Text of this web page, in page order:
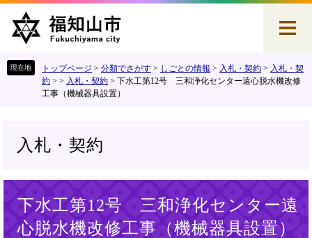
トップページ > 分類でさがす > しごとの情報 > 入札・契約 > 入札・契
約 > > 入札・契約 > 下水工第12号 三和浄化センター遠心脱水機改修
工事（機械器具設置）
入札・契約
下水工第12号 三和浄化センター遠
心脱水機改修工事（機械器具設置）